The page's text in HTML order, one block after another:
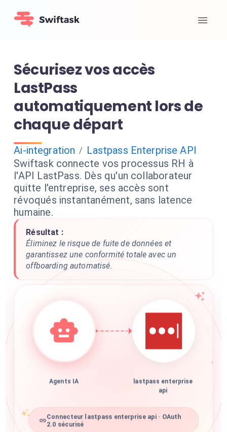
Sécurisez vos accès
LastPass
automatiquement lors de
chaque départ
Ai-integration / Lastpass Enterprise API
Swiftask connecte vos processus RH à
l'API LastPass. Dès qu'un collaborateur
quitte l'entreprise, ses accès sont
révoqués instantanément, sans latence
humaine.
Résultat :
Éliminez le risque de fuite de données et
garantissez une conformité totale avec un
offboarding automatisé.
Agents IA
lastpass enterprise
api
Connecteur lastpass enterprise api · OAuth
2.0 sécurisé